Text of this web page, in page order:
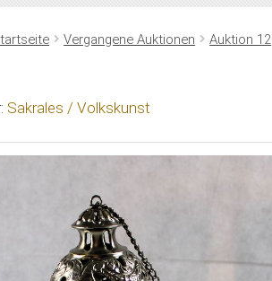
Vergangene Auktionen Auktion 12
Sakrales / Volkskunst